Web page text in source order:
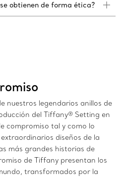
obtienen de forma ética?
nuestros legendarios anillos de
del Tiffany® Setting en
compromiso tal y como lo
diseños de la
más grandes historias de
de Tiffany presentan los
transformados por la